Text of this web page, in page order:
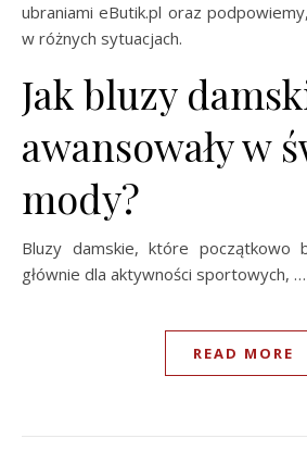
ubraniami eButik.pl oraz
w różnych sytuacjach.
Jak bluzy
awansowały w
mody?
Bluzy damskie, które początkowo
głównie dla aktywności sportowych, …
READ MORE